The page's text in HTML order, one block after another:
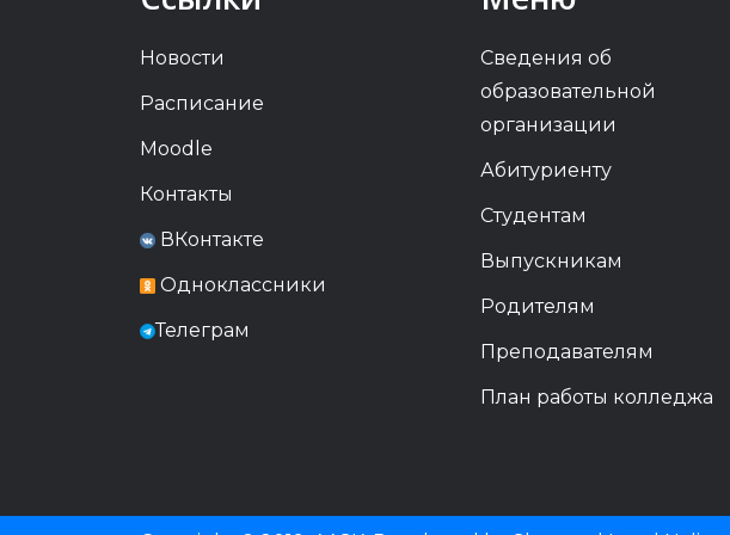
Новости
Расписание
Moodle
Контакты
ВКонтакте
Одноклассники
Телеграм
Сведения об
образовательной
организации
Абитуриенту
Студентам
Выпускникам
Родителям
Преподавателям
План работы колледжа